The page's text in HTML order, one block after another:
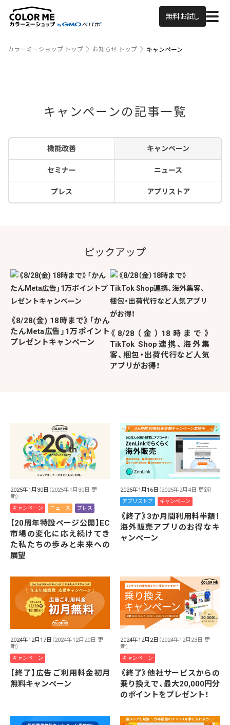
無料お試し
カラーミーショップ トップ お知らせ トップ キャンペーン
キャンペーンの記事一覧
機能改善 キャンペーン
セミナー ニュース
プレス アプリストア
ピックアップ
《8/28(金) 18時まで》「かん
たんMeta広告」1万ポイント
プレゼントキャンペーン
《8/28（金）18時まで》
TikTok Shop連携、海外集
客、梱包・出荷代行など人気
アプリがお得！
2025年1月30日 （2025年1月30日 更
新）
キャンペーン ニュース プレス
【20周年特設ページ公開】EC
市場の変化に応え続けてき
た私たちの歩みと未来への
展望
2025年1月16日 （2025年2月4日 更新）
アプリストア キャンペーン
《終了》3か月間利用料半額！
海外販売アプリのお得なキ
ャンペーン
2024年12月17日 （2024年12月20日 更
新）
キャンペーン
【終了】広告ご利用料金初月
無料キャンペーン
2024年12月2日 （2024年12月23日 更
新）
キャンペーン
《終了》他社サービスからの
乗り換えで、最大20,000円分
のポイントをプレゼント！